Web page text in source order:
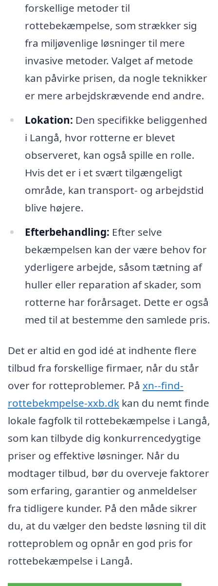
forskellige metoder til
rottebekæmpelse, som strækker sig
fra miljøvenlige løsninger til mere
invasive metoder. Valget af metode
kan påvirke prisen, da nogle teknikker
er mere arbejdskrævende end andre.
Lokation: Den specifikke beliggenhed
i Langå, hvor rotterne er blevet
observeret, kan også spille en rolle.
Hvis det er i et svært tilgængeligt
område, kan transport- og arbejdstid
blive højere.
Efterbehandling: Efter selve
bekæmpelsen kan der være behov for
yderligere arbejde, såsom tætning af
huller eller reparation af skader, som
rotterne har forårsaget. Dette er også
med til at bestemme den samlede pris.
Det er altid en god idé at indhente flere
tilbud fra forskellige firmaer, når du står
over for rotteproblemer. På xn--find-
rottebekmpelse-xxb.dk kan du nemt finde
lokale fagfolk til rottebekæmpelse i Langå,
som kan tilbyde dig konkurrencedygtige
priser og effektive løsninger. Når du
modtager tilbud, bør du overveje faktorer
som erfaring, garantier og anmeldelser
fra tidligere kunder. På den måde sikrer
du, at du vælger den bedste løsning til dit
rotteproblem og opnår en god pris for
rottebekæmpelse i Langå.